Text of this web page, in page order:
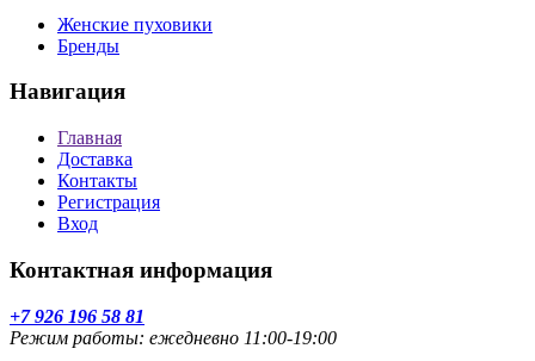
Женские пуховики
Бренды
Навигация
Главная
Доставка
Контакты
Регистрация
Вход
Контактная информация
+7 926 196 58 81
Режим работы: ежедневно 11:00-19:00